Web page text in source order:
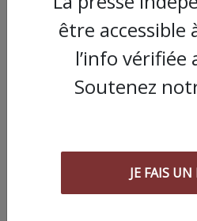
Poing !
être accessible
l’info vérifiée
Soutenez
JE FAIS